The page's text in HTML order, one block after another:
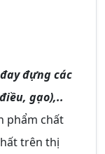
đựng các
gạo),..
phẩm chất
trên thị